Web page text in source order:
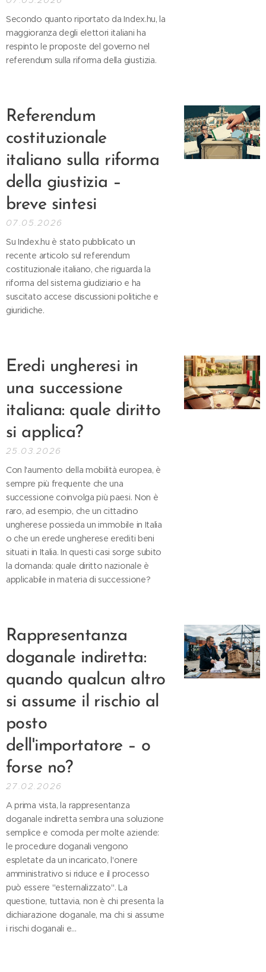
Secondo quanto riportato da Index.hu, la
maggioranza degli elettori italiani ha
respinto le proposte del governo nel
referendum sulla riforma della giustizia.
Referendum
costituzionale
italiano sulla riforma
della giustizia –
breve sintesi
07.05.2026
Su Index.hu è stato pubblicato un
recente articolo sul referendum
costituzionale italiano, che riguarda la
riforma del sistema giudiziario e ha
suscitato accese discussioni politiche e
giuridiche.
Eredi ungheresi in
una successione
italiana: quale diritto
si applica?
25.03.2026
Con l'aumento della mobilità europea, è
sempre più frequente che una
successione coinvolga più paesi. Non è
raro, ad esempio, che un cittadino
ungherese possieda un immobile in Italia
o che un erede ungherese erediti beni
situati in Italia. In questi casi sorge subito
la domanda: quale diritto nazionale è
applicabile in materia di successione?
Rappresentanza
doganale indiretta:
quando qualcun altro
si assume il rischio al
posto
dell'importatore – o
forse no?
27.02.2026
A prima vista, la rappresentanza
doganale indiretta sembra una soluzione
semplice e comoda per molte aziende:
le procedure doganali vengono
espletate da un incaricato, l'onere
amministrativo si riduce e il processo
può essere "esternalizzato". La
questione, tuttavia, non è chi presenta la
dichiarazione doganale, ma chi si assume
i rischi doganali e...